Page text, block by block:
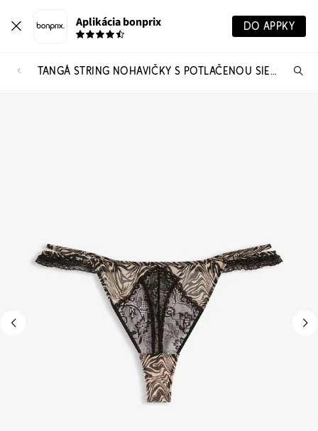
Aplikácia bonprix DO APPKY
TANGÁ STRING NOHAVIČKY S POTLAČENOU SIEŤOVINOU